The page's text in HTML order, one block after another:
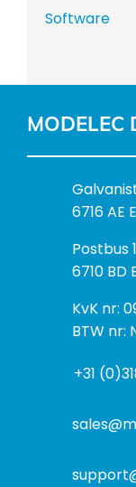
Software
MODELEC
B
e
o
e
k
a
r
6716 AE
P
o
t
a
s
Postbus
6710 BD
I
n
o
m
KvK nr:
BTW nr:
+31